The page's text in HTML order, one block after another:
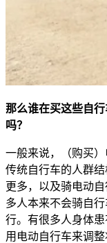
那么谁在买这些自
吗？
一般来说，（购买
传统自行车的人群
更多，以及骑电动
多人本来不会骑自
行。有很多人身体
用电动自行车来调